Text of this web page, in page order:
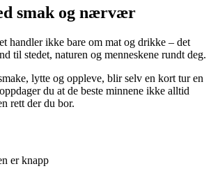
smak og nærvær
handler ikke bare om mat og drikke – det
til stedet, naturen og menneskene rundt deg.
lytte og oppleve, blir selv en kort tur en
du at de beste minnene ikke alltid
rett der du bor.
er knapp